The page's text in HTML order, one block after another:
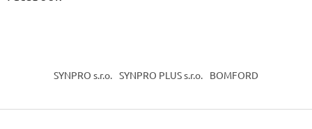
SYNPRO s.r.o. SYNPRO PLUS s.r.o. BOMFORD